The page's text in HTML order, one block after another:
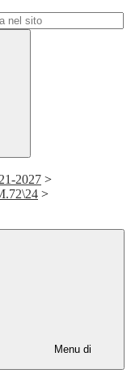
2027 >
>
Menu di